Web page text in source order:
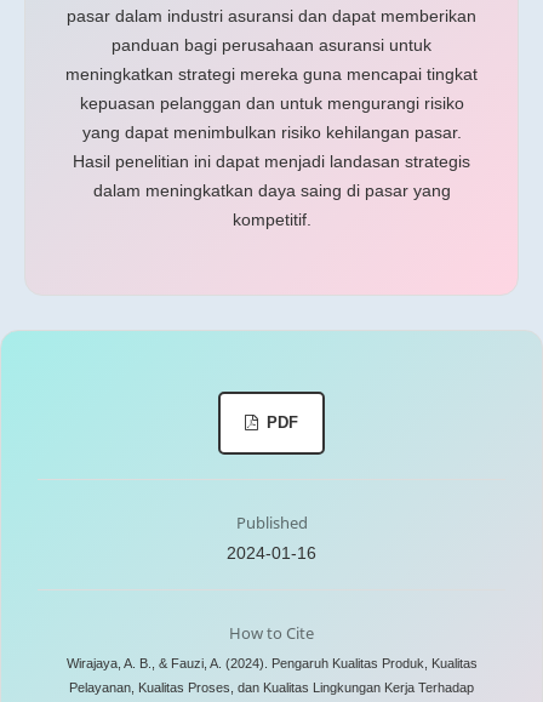
pasar dalam industri asuransi dan dapat memberikan
panduan bagi perusahaan asuransi untuk
meningkatkan strategi mereka guna mencapai tingkat
kepuasan pelanggan dan untuk mengurangi risiko
yang dapat menimbulkan risiko kehilangan pasar.
Hasil penelitian ini dapat menjadi landasan strategis
dalam meningkatkan daya saing di pasar yang
kompetitif.
PDF
Published
2024-01-16
How to Cite
Wirajaya, A. B., & Fauzi, A. (2024). Pengaruh Kualitas Produk, Kualitas
Pelayanan, Kualitas Proses, dan Kualitas Lingkungan Kerja Terhadap